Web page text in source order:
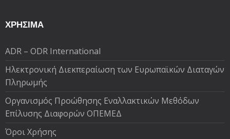
ΧΡΗΣΙΜΑ
ADR – ODR International
Ηλεκτρονική Διεκπεραίωση των Ευρωπαϊκών Διαταγών
Πληρωμής
Oργανισμός Προώθησης Εναλλακτικών Μεθόδων
Επίλυσης Διαφορών ΟΠΕΜΕΔ
Όροι Χρήσης